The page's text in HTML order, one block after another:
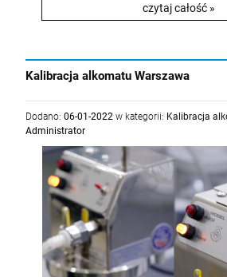
czytaj całość »
Kalibracja alkomatu Warszawa
Dodano: 06-01-2022 w kategorii: Kalibracja
Administrator